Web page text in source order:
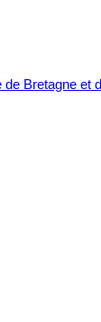
Bretagne